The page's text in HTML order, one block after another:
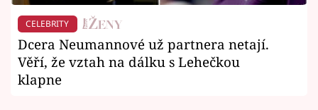
CELEBRITY
Dcera Neumannové už partnera netají.
Věří, že vztah na dálku s Lehečkou
klapne